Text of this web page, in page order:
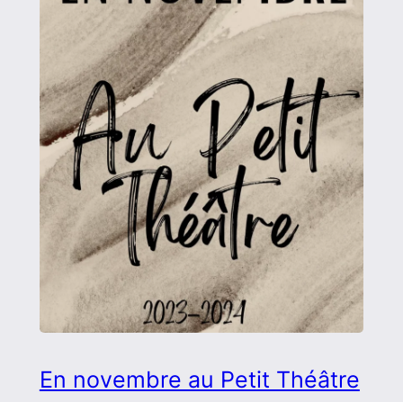
En novembre au Petit Théâtre